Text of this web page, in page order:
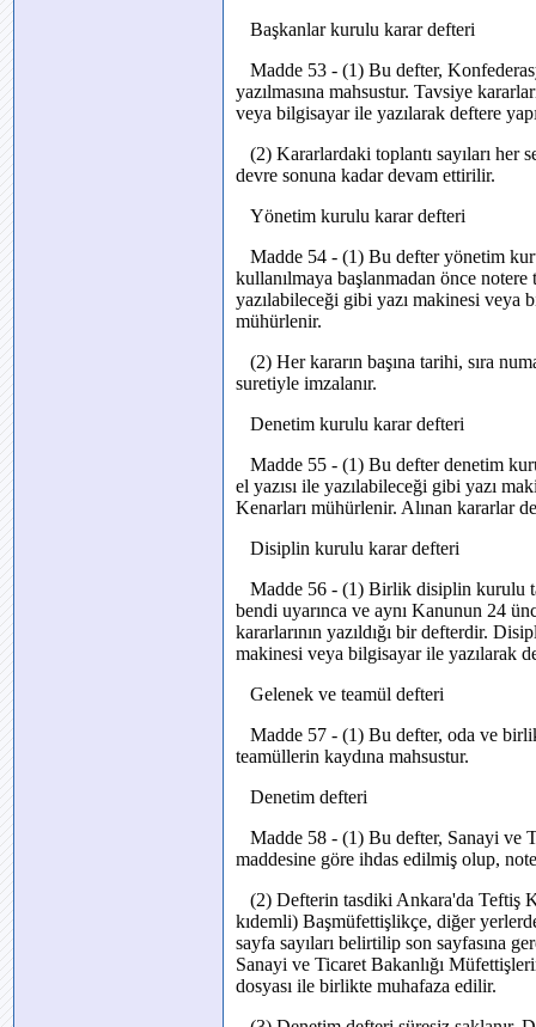
Başkanlar kurulu karar defteri
Madde 53 - (1) Bu defter,
yazılmasına mahsustur. Tavsiye
veya bilgisayar ile yazılarak deftere
(2) Kararlardaki toplantı sayıları her
devre sonuna kadar devam ettirilir.
Yönetim kurulu karar defteri
Madde 54 - (1) Bu defter yönetim
kullanılmaya başlanmadan önce
yazılabileceği gibi yazı makinesi veya
mühürlenir.
(2) Her kararın başına tarihi, sıra
suretiyle imzalanır.
Denetim kurulu karar defteri
Madde 55 - (1) Bu defter denetim
el yazısı ile yazılabileceği gibi yazı
Kenarları mühürlenir. Alınan kararlar
Disiplin kurulu karar defteri
Madde 56 - (1) Birlik disiplin kurulu
bendi uyarınca ve aynı Kanunun 24
kararlarının yazıldığı bir defterdir.
makinesi veya bilgisayar ile yazılarak
Gelenek ve teamül defteri
Madde 57 - (1) Bu defter, oda ve
teamüllerin kaydına mahsustur.
Denetim defteri
Madde 58 - (1) Bu defter, Sanayi ve
maddesine göre ihdas edilmiş olup,
(2) Defterin tasdiki Ankara'da Teftiş
kıdemli) Başmüfettişlikçe, diğer
sayfa sayıları belirtilip son sayfasına
Sanayi ve Ticaret Bakanlığı
dosyası ile birlikte muhafaza edilir.